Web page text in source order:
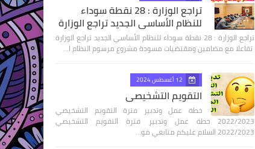
تراجع الوزارة : 28 نقطة سوداء
للنظام الأساسي الجديد تراجع الوزارة
تراجع الوزارة : 28 نقطة سوداء للنظام الأساسي الجديد تراجع الوزارة
تفاعلا مع مضامين ومقتضيات مسودة مشروع مرسوم النظام ا…
12 أغسطس 2024
التقويم التشخيصي
خطة عمل وتدبير فترة التقويم التشخيصي
2022/2023 خطة عمل وتدبير فترة التقويم التشخيصي
2022/2023 السلام عليكم متابعي مو…